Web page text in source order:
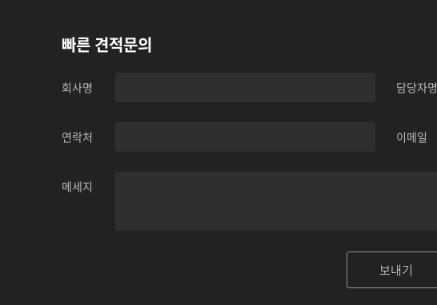
빠른 견적문의
회사명 담당자명
연락처 이메일
메세지